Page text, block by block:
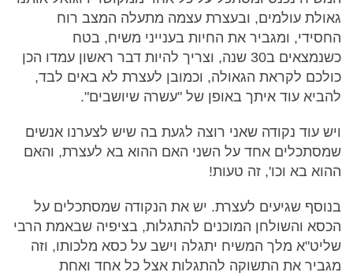
גאולת עולמים, ובעצרת עצמה מתעלה המצב רוח
החסידי, ומגביר את החיות בענייני משיח, בטח
כשנמצאים ב30 שנה, וצריך להיות דבר ראשון עמדו הכן
כולכם לקראת הגאולה, וכמובן לעצרת לא באים לבד,
להביא עוד איתך באופן של "עשרה שיושבים".
ויש עוד נקודה שאני רוצה לגעת בה שיש לצערנו אנשים
שמסתכלים אחד על השני האם ההוא בא לעצרת, והאם
ההוא בא וכו', זה טעות!
בנוסף שגיעים לעצרת. יש את הנקודה שמסתכלים על
הכסא והשולחן המוכנים להתגלות, בציפיה שבאמת הרבי
שליט"א מלך המשיח יתגלה וישב על כסא מלכותו, וזה
מגביר את התשוקה להתגלות אצל כל אחד ואחת